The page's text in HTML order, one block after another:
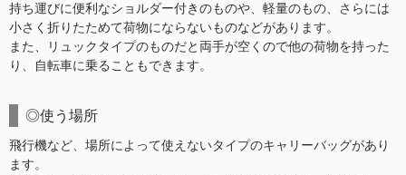
持ち運びに便利なショルダー付きのものや、軽量のもの、さらには
小さく折りたためて荷物にならないものなどがあります。
また、リュックタイプのものだと両手が空くので他の荷物を持った
り、自転車に乗ることもできます。
◎使う場所
飛行機など、場所によって使えないタイプのキャリーバッグがあり
ます。